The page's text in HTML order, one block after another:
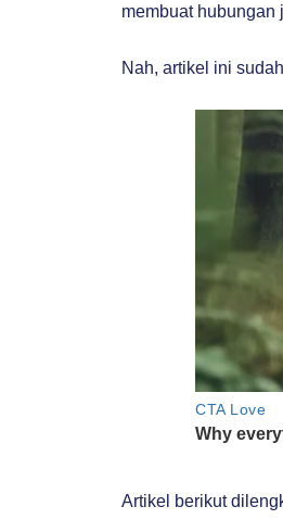
membuat hubungan
Nah, artikel ini
Artikel berikut